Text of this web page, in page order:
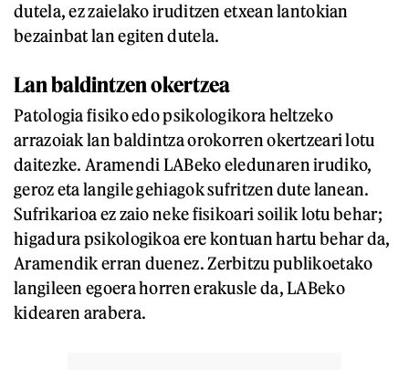
dutela, ez zaielako iruditzen etxean lantokian
bezainbat lan egiten dutela.
Lan baldintzen okertzea
Patologia fisiko edo psikologikora heltzeko
arrazoiak lan baldintza orokorren okertzeari lotu
daitezke. Aramendi LABeko eledunaren irudiko,
geroz eta langile gehiagok sufritzen dute lanean.
Sufrikarioa ez zaio neke fisikoari soilik lotu behar;
higadura psikologikoa ere kontuan hartu behar da,
Aramendik erran duenez. Zerbitzu publikoetako
langileen egoera horren erakusle da, LABeko
kidearen arabera.